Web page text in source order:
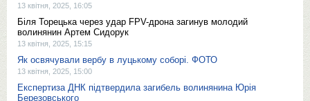
13 квітня, 2025, 16:05
Біля Торецька через удар FPV-дрона загинув молодий
волинянин Артем Сидорук
13 квітня, 2025, 15:15
Як освячували вербу в луцькому соборі. ФОТО
13 квітня, 2025, 15:00
Експертиза ДНК підтвердила загибель волинянина Юрія
Березовського